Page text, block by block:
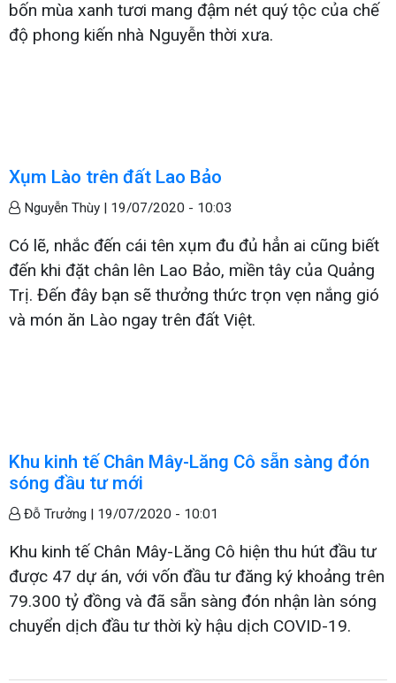
bốn mùa xanh tươi mang đậm nét quý tộc của chế
độ phong kiến nhà Nguyễn thời xưa.
Xụm Lào trên đất Lao Bảo
Nguyễn Thùy | 19/07/2020 - 10:03
Có lẽ, nhắc đến cái tên xụm đu đủ hẳn ai cũng biết
đến khi đặt chân lên Lao Bảo, miền tây của Quảng
Trị. Đến đây bạn sẽ thưởng thức trọn vẹn nắng gió
và món ăn Lào ngay trên đất Việt.
Khu kinh tế Chân Mây-Lăng Cô sẵn sàng đón
sóng đầu tư mới
Đỗ Trưởng | 19/07/2020 - 10:01
Khu kinh tế Chân Mây-Lăng Cô hiện thu hút đầu tư
được 47 dự án, với vốn đầu tư đăng ký khoảng trên
79.300 tỷ đồng và đã sẵn sàng đón nhận làn sóng
chuyển dịch đầu tư thời kỳ hậu dịch COVID-19.